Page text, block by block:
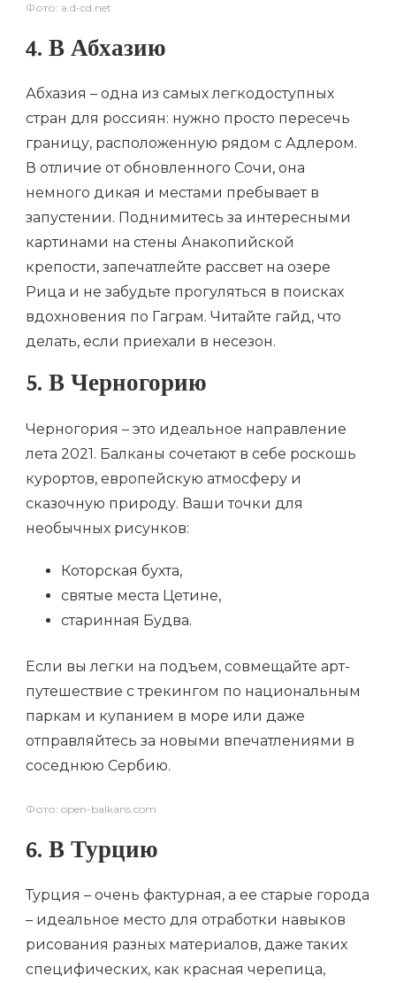
Фото: a.d-cd.net
4. В Абхазию
Абхазия – одна из самых легкодоступных
стран для россиян: нужно просто пересечь
границу, расположенную рядом с Адлером.
В отличие от обновленного Сочи, она
немного дикая и местами пребывает в
запустении. Поднимитесь за интересными
картинами на стены Анакопийской
крепости, запечатлейте рассвет на озере
Рица и не забудьте прогуляться в поисках
вдохновения по Гаграм. Читайте гайд, что
делать, если приехали в несезон.
5. В Черногорию
Черногория – это идеальное направление
лета 2021. Балканы сочетают в себе роскошь
курортов, европейскую атмосферу и
сказочную природу. Ваши точки для
необычных рисунков:
Которская бухта,
святые места Цетине,
старинная Будва.
Если вы легки на подъем, совмещайте арт-
путешествие с трекингом по национальным
паркам и купанием в море или даже
отправляйтесь за новыми впечатлениями в
соседнюю Сербию.
Фото: open-balkans.com
6. В Турцию
Турция – очень фактурная, а ее старые города
– идеальное место для отработки навыков
рисования разных материалов, даже таких
специфических, как красная черепица,